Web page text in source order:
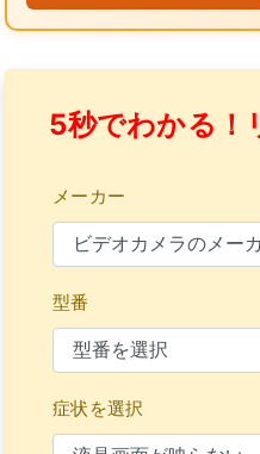
5秒でわかる！
メーカー
型番
症状を選択